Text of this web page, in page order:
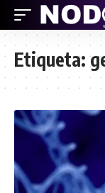
Etiqueta: